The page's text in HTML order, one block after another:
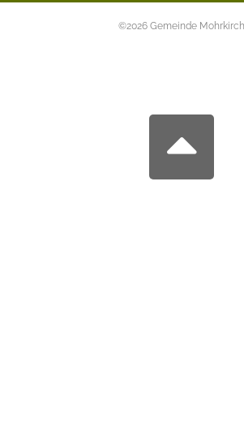
©2026 Gemeinde Mohrkirch